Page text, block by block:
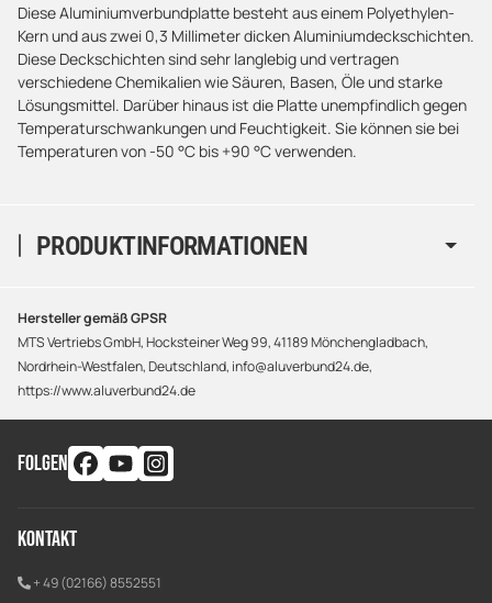
PRODUKTINFORMATIONEN
Diese Aluminiumverbundplatte besteht aus einem Polyethylen-
Kern und aus zwei 0,3 Millimeter dicken Aluminiumdeckschichten.
Diese Deckschichten sind sehr langlebig und vertragen
verschiedene Chemikalien wie Säuren, Basen, Öle und starke
Lösungsmittel. Darüber hinaus ist die Platte unempfindlich gegen
Temperaturschwankungen und Feuchtigkeit. Sie können sie bei
Temperaturen von -50 °C bis +90 °C verwenden.
Hersteller gemäß GPSR
MTS Vertriebs GmbH, Hocksteiner Weg 99, 41189 Mönchengladbach,
Nordrhein-Westfalen, Deutschland, info@aluverbund24.de,
https://www.aluverbund24.de
FOLGEN
Kontakt
+ 49 (02166) 8552551